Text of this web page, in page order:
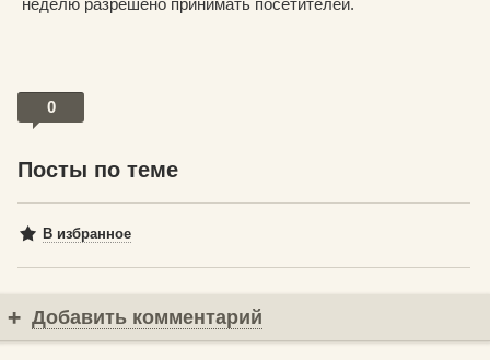
0
Посты по теме
В избранное
Добавить комментарий